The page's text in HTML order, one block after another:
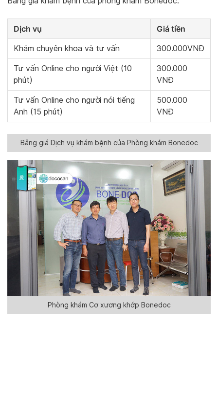
Dịch vụ Giá tiền
Khám chuyên khoa và tư vấn 300.000VNĐ
Tư vấn Online cho người Việt (10
phút)
300.000
VNĐ
Tư vấn Online cho người nói tiếng
Anh (15 phút)
500.000
VNĐ
Bảng giá Dịch vụ khám bệnh của Phòng khám Bonedoc
Phòng khám Cơ xương khớp Bonedoc